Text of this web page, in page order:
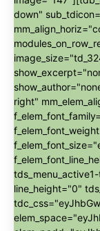
down"
right"
line_height="0"